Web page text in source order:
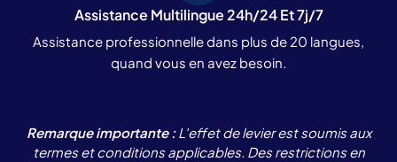
Assistance Multilingue 24h/24 Et 7j/7
Assistance professionnelle dans plus de 20 langues,
quand vous en avez besoin.
Remarque importante :L'effet de levier est soumis aux
termes et conditions applicables. Des restrictions en